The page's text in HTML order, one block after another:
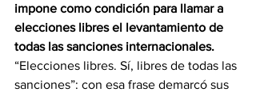
impone como condición para llamar a
elecciones libres el levantamiento de
todas las sanciones internacionales.
“Elecciones libres. Sí, libres de todas las
sanciones”: con esa frase demarcó sus